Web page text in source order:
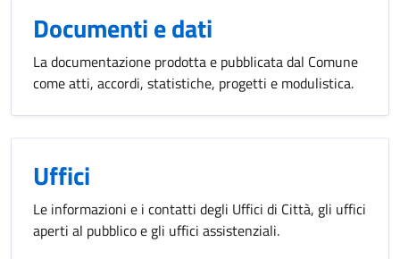
Documenti e dati
La documentazione prodotta e pubblicata dal Comune
come atti, accordi, statistiche, progetti e modulistica.
Uffici
Le informazioni e i contatti degli Uffici di Città, gli uffici
aperti al pubblico e gli uffici assistenziali.